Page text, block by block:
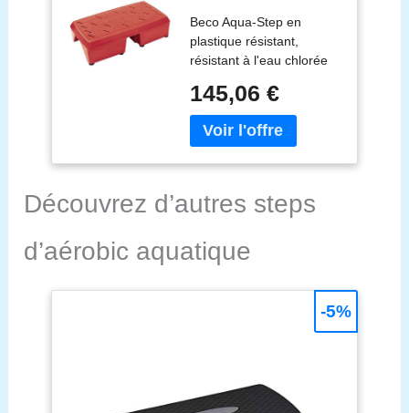
Élémentaire
Écoutez l'Eau Sport
Aquagym
Beco Aqua-Step en
plastique résistant,
résistant à l'eau chlorée
145,06 €
Découvrez d’autres steps
d’aérobic aquatique
-5%